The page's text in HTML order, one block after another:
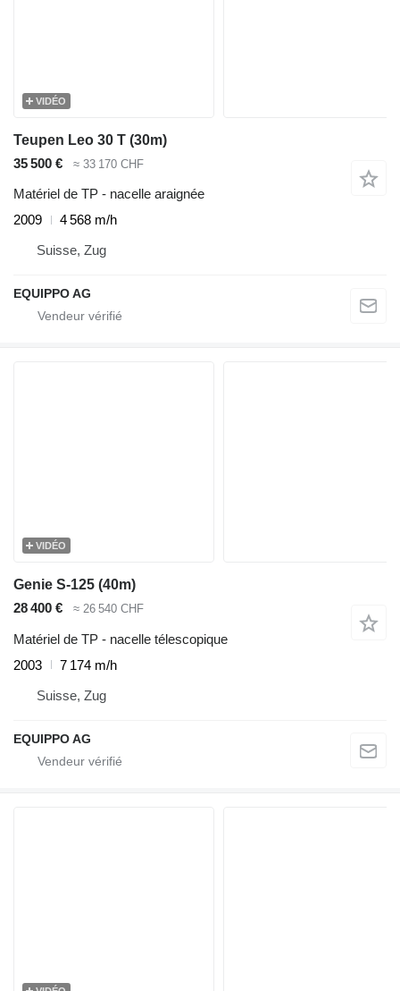
VIDÉO
Teupen Leo 30 T (30m)
35 500 €
≈ 33 170 CHF
Matériel de TP - nacelle araignée
2009
4 568 m/h
Suisse, Zug
EQUIPPO AG
VIDÉO
Genie S-125 (40m)
28 400 €
≈ 26 540 CHF
Matériel de TP - nacelle télescopique
2003
7 174 m/h
Suisse, Zug
EQUIPPO AG